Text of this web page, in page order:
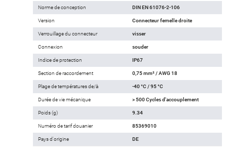
Norme de conception DIN EN 61076-2-106
Version Connecteur femelle droite
Verrouillage du connecteur visser
Connexion souder
Indice de protection IP67
Section de raccordement 0,75 mm² / AWG 18
Plage de températures de/à -40 °C / 95 °C
Durée de vie mécanique > 500 Cycles d'accouplement
Poids (g) 9.34
Numéro de tarif douanier 85369010
Pays d'origine DE